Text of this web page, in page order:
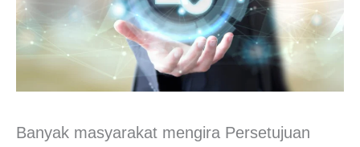
Banyak masyarakat mengira Persetujuan